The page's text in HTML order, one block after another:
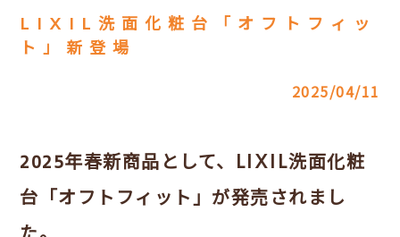
LIXIL洗面化粧台「オフトフィッ
ト」新登場
2025/04/11
2025年春新商品として、LIXIL洗面化粧
台「オフトフィット」が発売されまし